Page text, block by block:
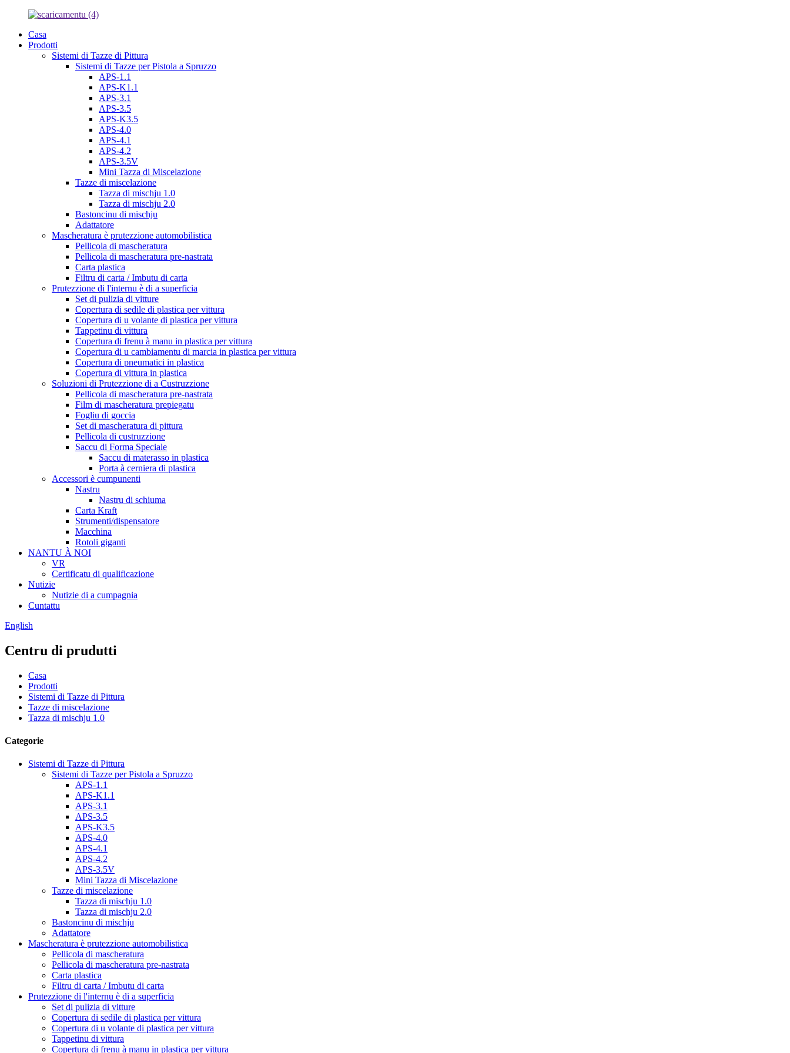
Casa
Prodotti
Sistemi di Tazze di Pittura
Sistemi di Tazze per Pistola a Spruzzo
APS-1.1
APS-K1.1
APS-3.1
APS-3.5
APS-K3.5
APS-4.0
APS-4.1
APS-4.2
APS-3.5V
Mini Tazza di Miscelazione
Tazze di miscelazione
Tazza di mischju 1.0
Tazza di mischju 2.0
Bastoncinu di mischju
Adattatore
Mascheratura è prutezzione automobilistica
Pellicola di mascheratura
Pellicola di mascheratura pre-nastrata
Carta plastica
Filtru di carta / Imbutu di carta
Prutezzione di l'internu è di a superficia
Set di pulizia di vitture
Copertura di sedile di plastica per vittura
Copertura di u volante di plastica per vittura
Tappetinu di vittura
Copertura di frenu à manu in plastica per vittura
Copertura di u cambiamentu di marcia in plastica per vittura
Copertura di pneumatici in plastica
Copertura di vittura in plastica
Soluzioni di Prutezzione di a Custruzzione
Pellicola di mascheratura pre-nastrata
Film di mascheratura prepiegatu
Fogliu di goccia
Set di mascheratura di pittura
Pellicola di custruzzione
Saccu di Forma Speciale
Saccu di materasso in plastica
Porta à cerniera di plastica
Accessori è cumpunenti
Nastru
Nastru di schiuma
Carta Kraft
Strumenti/dispensatore
Macchina
Rotoli giganti
NANTU À NOI
VR
Certificatu di qualificazione
Nutizie
Nutizie di a cumpagnia
Cuntattu
English
Centru di prudutti
Casa
Prodotti
Sistemi di Tazze di Pittura
Tazze di miscelazione
Tazza di mischju 1.0
Categorie
Sistemi di Tazze di Pittura
Sistemi di Tazze per Pistola a Spruzzo
APS-1.1
APS-K1.1
APS-3.1
APS-3.5
APS-K3.5
APS-4.0
APS-4.1
APS-4.2
APS-3.5V
Mini Tazza di Miscelazione
Tazze di miscelazione
Tazza di mischju 1.0
Tazza di mischju 2.0
Bastoncinu di mischju
Adattatore
Mascheratura è prutezzione automobilistica
Pellicola di mascheratura
Pellicola di mascheratura pre-nastrata
Carta plastica
Filtru di carta / Imbutu di carta
Prutezzione di l'internu è di a superficia
Set di pulizia di vitture
Copertura di sedile di plastica per vittura
Copertura di u volante di plastica per vittura
Tappetinu di vittura
Copertura di frenu à manu in plastica per vittura